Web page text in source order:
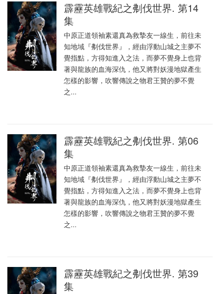
霹靂英雄戰紀之刜伐世界. 第14
集
中原正道領袖素還真為救摯友一線生，前往未
知地域『刜伐世界』，經由浮動山城之主夢不
覺指點，方得知進入之法，而夢不覺身上也背
著與龍族的血海深仇，他又將對妖漫地獄產生
怎樣的影響，吹響傳說之物君王贊的夢不覺
之...
霹靂英雄戰紀之刜伐世界. 第06
集
中原正道領袖素還真為救摯友一線生，前往未
知地域『刜伐世界』，經由浮動山城之主夢不
覺指點，方得知進入之法，而夢不覺身上也背
著與龍族的血海深仇，他又將對妖漫地獄產生
怎樣的影響，吹響傳說之物君王贊的夢不覺
之...
霹靂英雄戰紀之刜伐世界. 第39
集